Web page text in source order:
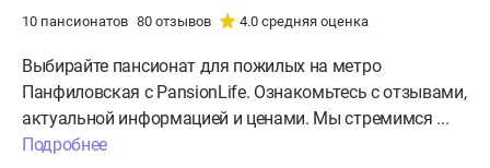
10 пансионатов 80 отзывов 4.0 средняя оценка
Выбирайте пансионат для пожилых на метро
Панфиловская с PansionLife. Ознакомьтесь с отзывами,
актуальной информацией и ценами. Мы стремимся ...
Подробнее